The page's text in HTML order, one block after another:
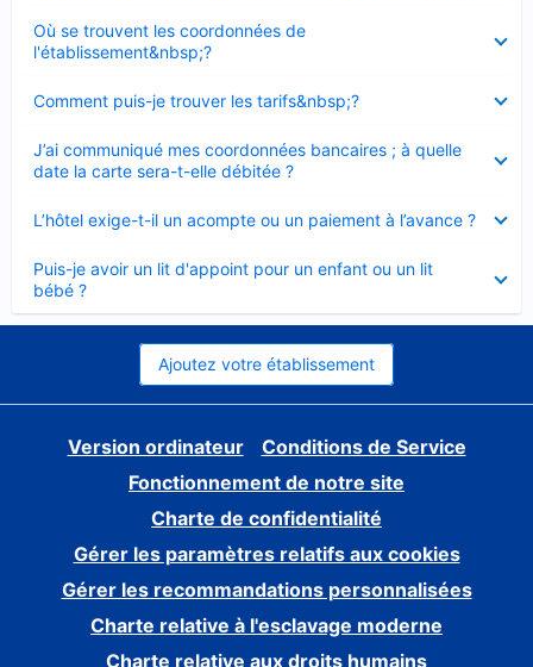
Où se trouvent les coordonnées de
l'établissement&nbsp;?
fermé
Comment puis-je trouver les tarifs&nbsp;?
fermé
J’ai communiqué mes coordonnées bancaires ; à quelle
date la carte sera-t-elle débitée ?
fermé
L’hôtel exige-t-il un acompte ou un paiement à l’avance ?
fermé
Puis-je avoir un lit d'appoint pour un enfant ou un lit
bébé ?
fermé
Ajoutez votre établissement
Version ordinateur
Conditions de Service
Fonctionnement de notre site
Charte de confidentialité
Gérer les paramètres relatifs aux cookies
Gérer les recommandations personnalisées
Charte relative à l'esclavage moderne
Charte relative aux droits humains